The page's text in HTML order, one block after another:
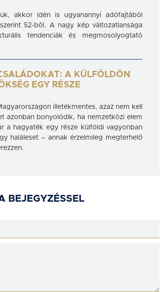
akkor idén is ugyanannyi adófajtából
52-ből. A nagy kép változatlansága
tendenciák és megmosolyogtató
A KÜLFÖLDÖN
EGY RÉSZE
illetékmentes, azaz nem kell
azonban bonyolódik, ha nemzetközi elem
a hagyaték egy része külföldi vagyonban
haláleset – annak érzelmileg megterhelő
BEJEGYZÉSSEL